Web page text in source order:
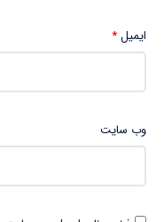
ایمیل*
وب‌ سایت